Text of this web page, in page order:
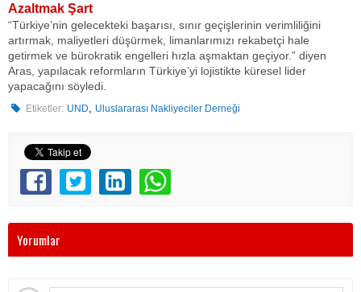
Azaltmak Şart
“Türkiye’nin gelecekteki başarısı, sınır geçişlerinin verimliliğini
artırmak, maliyetleri düşürmek, limanlarımızı rekabetçi hale
getirmek ve bürokratik engelleri hızla aşmaktan geçiyor.” diyen
Aras, yapılacak reformların Türkiye’yi lojistikte küresel lider
yapacağını söyledi.
Etiketler: UND Uluslararası Nakliyeciler Derneği
Yorumlar